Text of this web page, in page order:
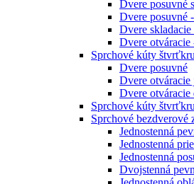
Dvere posuvné
Dvere posuvné
Dvere skladacie
Dvere
Sprchové kúty
Dvere posuvné
Dvere
Dvere
Sprchové kúty
Sprchové bezdverové
Jednostenná
Jednostenná
Jednostenná
Dvojstenná